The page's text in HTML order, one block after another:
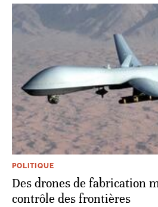
POLITIQUE
Des drones de fabrication
contrôle des frontières